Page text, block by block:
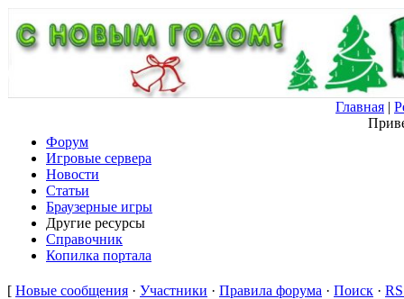
Главная |
Форум
Игровые сервера
Новости
Статьи
Браузерные игры
Другие ресурсы
Справочник
Копилка портала
[ Новые сообщения · Участники · Правила форума · Поиск ·